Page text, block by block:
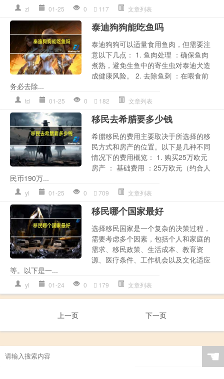
zl 01-25 0 117 文章列表
泰迪狗狗能吃鱼吗
泰迪狗狗可以适量食用鱼肉，但需要注
意以下几点： 1. 鱼肉处理 ：确保鱼肉
煮熟，避免生鱼中的寄生虫对泰迪犬造
成健康风险。 2. 去除鱼刺 ：在喂食前
务必去除...
td 01-25 0 182 文章列表
移民去希腊要多少钱
希腊移民的费用主要取决于所选择的移
民方式和房产的位置。以下是几种不同
情况下的费用概览： 1. 购买25万欧元
房产 ： 基础费用 ：25万欧元（约合人
民币190万...
yl 01-25 0 709 文章列表
移民哪个国家最好
选择移民国家是一个复杂的决策过程，
需要考虑多个因素，包括个人和家庭的
需求、移民政策、生活成本、教育资
源、医疗条件、工作机会以及文化适应
等。以下是一...
yl 01-24 0 179 文章列表
上一页 下一页
☚